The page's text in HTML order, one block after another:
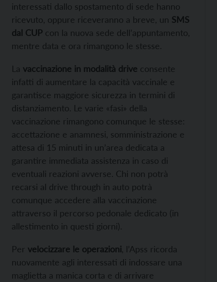
interessati dallo spostamento di sede hanno
ricevuto, oppure riceveranno a breve, un SMS
dal CUP con la nuova sede dell’appuntamento,
mentre data e ora rimangono le stesse.
La vaccinazione in modalità drive consente
infatti di aumentare la capacità vaccinale e
garantisce maggiore sicurezza in termini di
distanziamento. Le varie «fasi» della
vaccinazione rimangono comunque le stesse:
accettazione e anamnesi, somministrazione e
attesa di 15 minuti in un’area dedicata a
garantire immediata assistenza in caso di
eventuali reazioni avverse. Chi non potrà
recarsi al drive through in auto potrà
comunque accedere alla vaccinazione
attraverso il percorso pedonale dedicato (in
allestimento in questi giorni).
Per velocizzare le operazioni , l’Apss ricorda
nuovamente agli interessati di indossare una
maglietta a manica corta e di arrivare